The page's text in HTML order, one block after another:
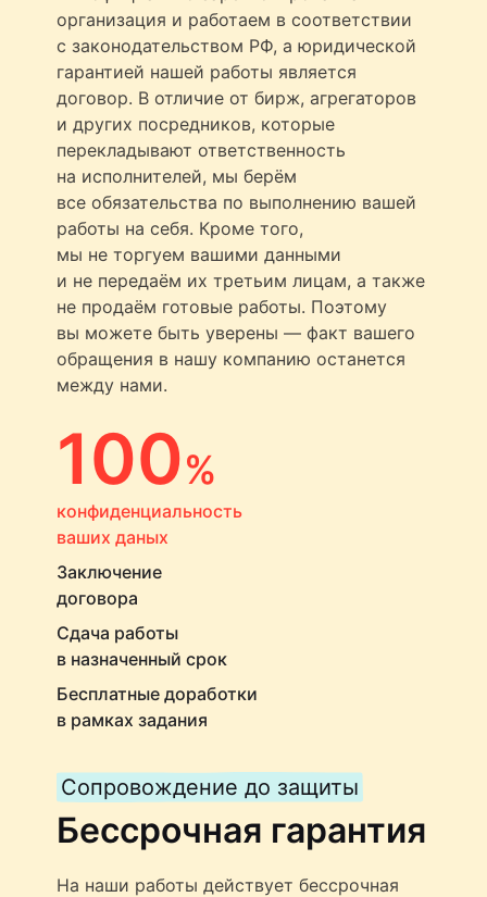
организация и работаем в соответствии
с законодательством РФ, а юридической
гарантией нашей работы является
договор. В отличие от бирж, агрегаторов
и других посредников, которые
перекладывают ответственность
на исполнителей, мы берём
все обязательства по выполнению вашей
работы на себя. Кроме того,
мы не торгуем вашими данными
и не передаём их третьим лицам, а также
не продаём готовые работы. Поэтому
вы можете быть уверены — факт вашего
обращения в нашу компанию останется
между нами.
100%
конфиденциальность
ваших даных
Заключение
договора
Сдача работы
в назначенный срок
Бесплатные доработки
в рамках задания
Сопровождение до защиты
Бессрочная гарантия
На наши работы действует бессрочная